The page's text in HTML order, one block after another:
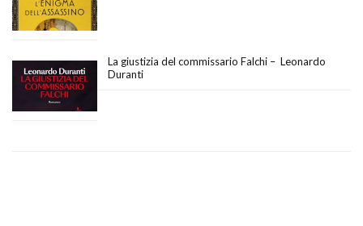
La giustizia del commissario Falchi – Leonardo
Duranti